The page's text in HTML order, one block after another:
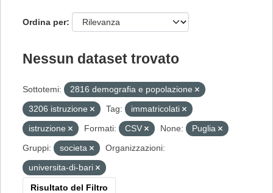
Ordina per
Nessun dataset trovato
Sottotemi:
2816 demografia e popolazione
3206 istruzione
Tag:
immatricolati
istruzione
Formati: CSV None:
Puglia
Gruppi:
societa
Organizzazioni:
universita-di-bari
Risultato del Filtro